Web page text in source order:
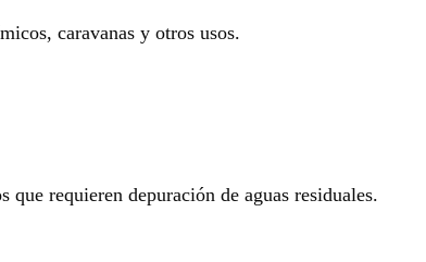
caravanas y otros usos.
requieren depuración de aguas residuales.